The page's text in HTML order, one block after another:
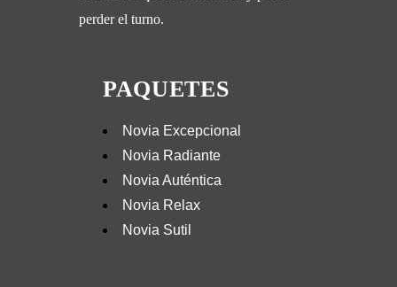
perder el turno.
PAQUETES
Novia Excepcional
Novia Radiante
Novia Auténtica
Novia Relax
Novia Sutil